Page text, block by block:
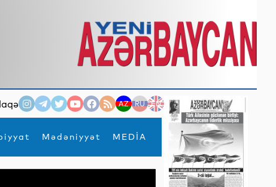
AZ RU EN
Mədəniyyət MEDİA
×